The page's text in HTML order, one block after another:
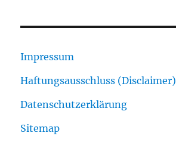
Impressum
Haftungsausschluss (Disclaimer)
Datenschutzerklärung
Sitemap